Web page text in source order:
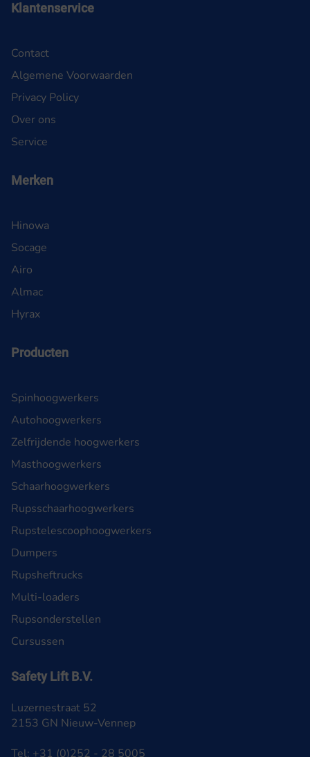
Safety Lift B.V.
Luzernestraat 52
2153 GN Nieuw-Vennep
Tel: +31 (0)252 - 28 5005
Klantenservice
Contact
Algemene Voorwaarden
Privacy Policy
Over ons
Service
Merken
Hinowa
Socage
Airo
Almac
Hyrax
Producten
Spinhoogwerkers
Autohoogwerkers
Zelfrijdende hoogwerkers
Masthoogwerkers
Schaarhoogwerkers
Rupsschaarhoogwerkers
Rupstelescoophoogwerkers
Dumpers
Rupsheftrucks
Multi-loaders
Rupsonderstellen
Cursussen